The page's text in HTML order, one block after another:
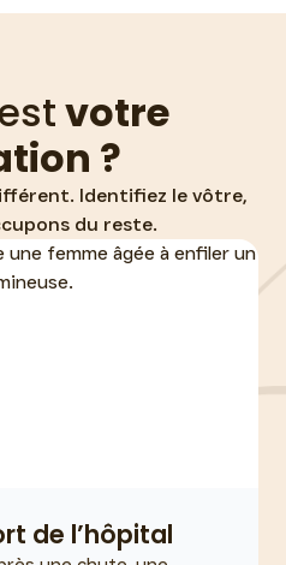
votre
?
Identifiez le vôtre,
du reste.
de l’hôpital